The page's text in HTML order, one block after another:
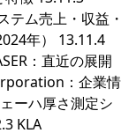
テム売上・収益・
年） 13.11.4
：直近の展開
：企業情
ーハ厚さ測定シ
KLA